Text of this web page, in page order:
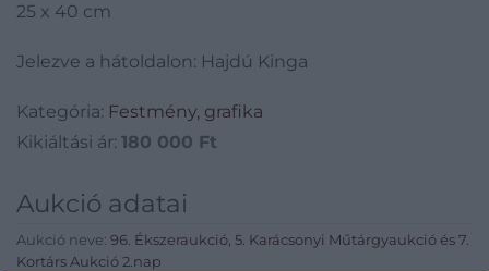
25 x 40 cm
Jelezve a hátoldalon: Hajdú Kinga
Kategória: Festmény, grafika
Kikiáltási ár: 180 000 Ft
Aukció adatai
Aukció neve: 96. Ékszeraukció, 5. Karácsonyi Műtárgyaukció és 7.
Kortárs Aukció 2.nap